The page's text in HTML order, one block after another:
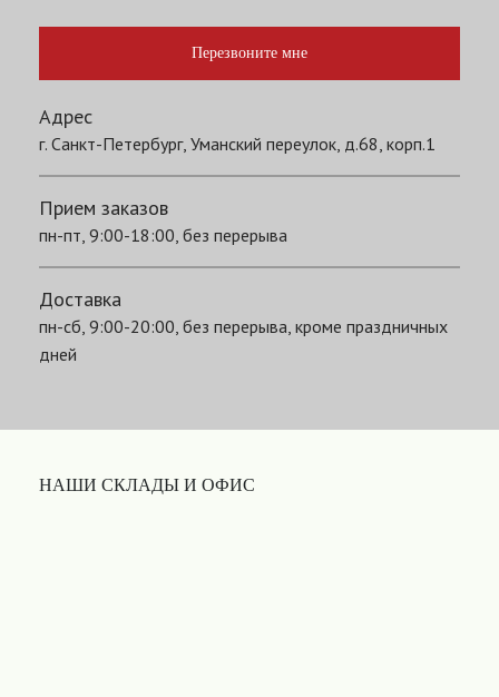
Перезвоните мне
Адрес
г. Санкт-Петербург, Уманский переулок, д.68, корп.1
Прием заказов
пн-пт, 9:00-18:00, без перерыва
Доставка
пн-сб, 9:00-20:00, без перерыва, кроме праздничных
дней
НАШИ СКЛАДЫ И ОФИС